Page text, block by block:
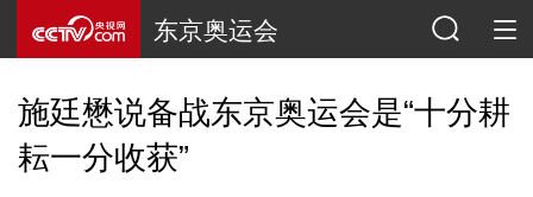
东京奥运会
施廷懋说备战东京奥运会是“十分耕
耘一分收获”